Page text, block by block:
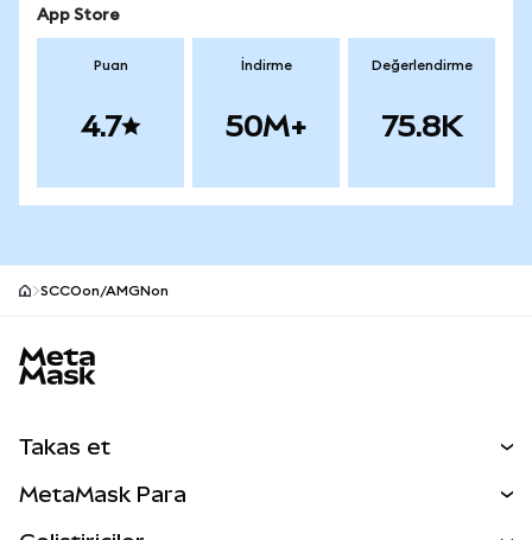
App Store
Puan
4.7
İndirme
50M+
Değerlendirme
75.8K
SCCOon/AMGNon
Takas et
MetaMask Para